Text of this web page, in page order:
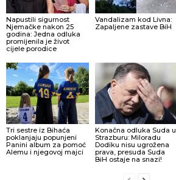
Napustili sigurnost
Njemačke nakon 25
godina: Jedna odluka
promijenila je život
cijele porodice
Vandalizam kod Livna:
Zapaljene zastave BiH
Tri sestre iz Bihaća
poklanjaju popunjeni
Panini album za pomoć
Alemu i njegovoj majci
Konačna odluka Suda u
Strazburu: Miloradu
Dodiku nisu ugrožena
prava, presuda Suda
BiH ostaje na snazi!